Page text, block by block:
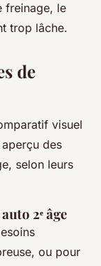
freinage, le
trop lâche.
de
visuel
des
selon leurs
2ᵉ âge
ou pour